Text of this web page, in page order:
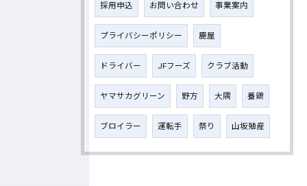
採用申込 お問い合わせ 事業案内
プライバシーポリシー 鹿屋
ドライバー JFフーズ クラブ活動
ヤマサカグリーン 野方 大隅 養鶏
ブロイラー 運転手 祭り 山坂殖産